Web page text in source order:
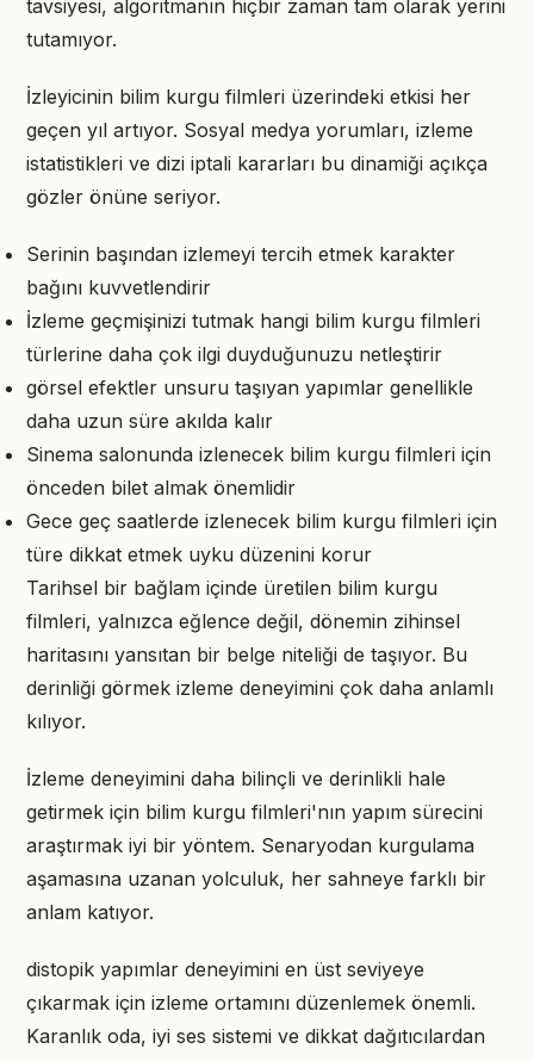
tavsiyesi, algoritmanın hiçbir zaman tam olarak yerini
tutamıyor.
İzleyicinin bilim kurgu filmleri üzerindeki etkisi her
geçen yıl artıyor. Sosyal medya yorumları, izleme
istatistikleri ve dizi iptali kararları bu dinamiği açıkça
gözler önüne seriyor.
Serinin başından izlemeyi tercih etmek karakter
bağını kuvvetlendirir
İzleme geçmişinizi tutmak hangi bilim kurgu filmleri
türlerine daha çok ilgi duyduğunuzu netleştirir
görsel efektler unsuru taşıyan yapımlar genellikle
daha uzun süre akılda kalır
Sinema salonunda izlenecek bilim kurgu filmleri için
önceden bilet almak önemlidir
Gece geç saatlerde izlenecek bilim kurgu filmleri için
türe dikkat etmek uyku düzenini korur
Tarihsel bir bağlam içinde üretilen bilim kurgu
filmleri, yalnızca eğlence değil, dönemin zihinsel
haritasını yansıtan bir belge niteliği de taşıyor. Bu
derinliği görmek izleme deneyimini çok daha anlamlı
kılıyor.
İzleme deneyimini daha bilinçli ve derinlikli hale
getirmek için bilim kurgu filmleri'nın yapım sürecini
araştırmak iyi bir yöntem. Senaryodan kurgulama
aşamasına uzanan yolculuk, her sahneye farklı bir
anlam katıyor.
distopik yapımlar deneyimini en üst seviyeye
çıkarmak için izleme ortamını düzenlemek önemli.
Karanlık oda, iyi ses sistemi ve dikkat dağıtıcılardan